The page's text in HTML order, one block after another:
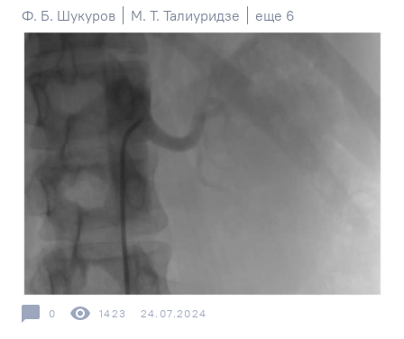
Ф. Б. Шукуров
М. Т. Талиуридзе еще 6
0 1423 24.07.2024